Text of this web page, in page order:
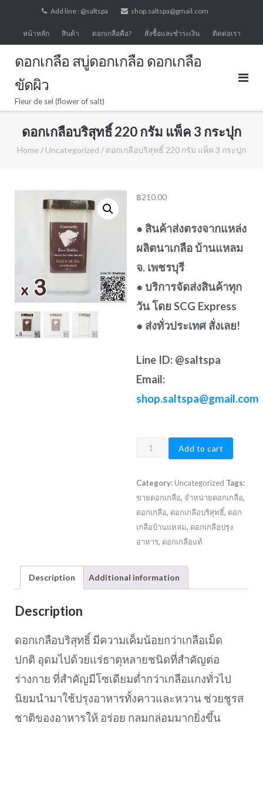
content
Add line : @saltspa shop.saltspa@gmail.com
หน้าหลัก สินค้า ดอกเกลือคือ? สั่งซื้อและชำระเงิน ติดต่อเรา
ดอกเกลือ สบู่ดอกเกลือ ดอกเกลือ
ขัดผิว
Fleur de sel (flower of salt)
ดอกเกลือบริสุทธิ์ 220 กรัม แพ็ค 3 กระปุก
Home / Uncategorized / ดอกเกลือบริสุทธิ์ 220 กรัม แพ็ค 3 กระปุก
฿210.00
● สินค้าส่งตรงจากแหล่ง
ผลิตนาเกลือ บ้านแหลม
จ. เพชรบุรี
● บริการจัดส่งสินค้าทุก
วัน โดย SCG Express
● ส่งทั่วประเทศ สั่งเลย!
Line ID: @saltspa
Email:
shop.saltspa@gmail.com
ดอก
220
กรัม
แพ็ค
3
กระปุก
Add to cart
Category: Uncategorized Tags:
ขายดอกเกลือ, จำหน่ายดอกเกลือ,
ดอกเกลือ, ดอกเกลือบริสุทธิ์, ดอก
เกลือบ้านแหลม, ดอกเกลือปรุง
อาหาร, ดอกเกลือแท้
Description Additional information
Description
ดอกเกลือบริสุทธิ์ มีความเค็มน้อยกว่าเกลือเม็ด
ปกติ อุดมไปด้วยเเร่ธาตุหลายชนิดที่สำคัญต่อ
ร่างกาย ที่สำคัญมีโซเดียมต่ำกว่าเกลือเเกงทั่วไป
นิยมนำมาใช้ปรุงอาหารทั้งคาวและหวาน ช่วยชูรส
ชาติของอาหารให้ อร่อย กลมกล่อมมากยิ่งขึ้น